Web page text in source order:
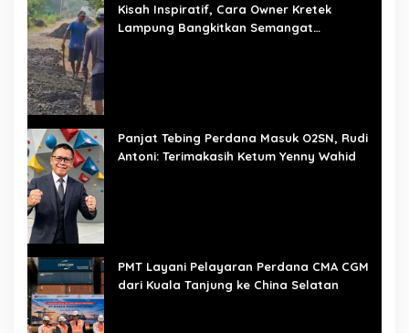
Kisah Inspiratif, Cara Owner Kretek
Lampung Bangkitkan Semangat
Panjat Tebing Perdana Masuk O2SN, Rudi
Antoni: Terimakasih Ketum Yenny Wahid
PMT Layani Pelayaran Perdana CMA CGM
dari Kuala Tanjung ke China Selatan